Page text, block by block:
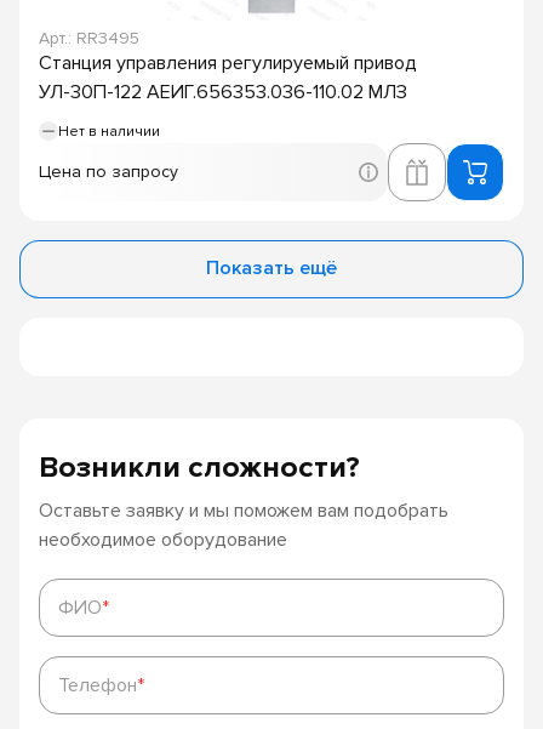
Арт.: RR3495
Станция управления регулируемый привод
УЛ-30П-122 АЕИГ.656353.036-110.02 МЛЗ
Нет в наличии
Цена по запросу
Показать ещё
Возникли сложности?
Оставьте заявку и мы поможем вам подобрать
необходимое оборудование
ФИО*
ФИО*
Телефон*
Телефон*